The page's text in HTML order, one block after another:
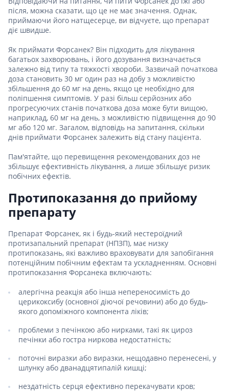
після, можна сказати, що це не має значення. Однак,
приймаючи його натщесерце, ви відчуєте, що препарат
діє швидше.
Як приймати Форсанек? Він підходить для лікування
багатьох захворювань, і його дозування визначається
залежно від типу та тяжкості хвороби. Зазвичай початкова
доза становить 30 мг один раз на добу з можливістю
збільшення до 60 мг на день, якщо це необхідно для
поліпшення симптомів. У разі більш серйозних або
прогресуючих станів початкова доза може бути вищою,
наприклад, 60 мг на день, з можливістю підвищення до 90
мг або 120 мг. Загалом, відповідь на запитання, скільки
днів приймати Форсанек залежить від стану пацієнта.
Пам'ятайте, що перевищення рекомендованих доз не
збільшує ефективність лікування, а лише збільшує ризик
побічних ефектів.
Протипоказання до прийому
препарату
Препарат Форсанек, як і будь-який нестероїдний
протизапальний препарат (НПЗП), має низку
протипоказань, які важливо враховувати для запобігання
потенційним побічним ефектам та ускладненням. Основні
протипоказання Форсанека включають:
алергічна реакція або інша непереносимість до
церикоксибу (основної діючої речовини) або до будь-
якого допоміжного компонента ліків;
проблеми з печінкою або нирками, такі як цироз
печінки або гостра ниркова недостатність;
поточні виразки або виразки, нещодавно перенесені, у
шлунку або дванадцятипалій кишці;
нездатність серця ефективно перекачувати кров;